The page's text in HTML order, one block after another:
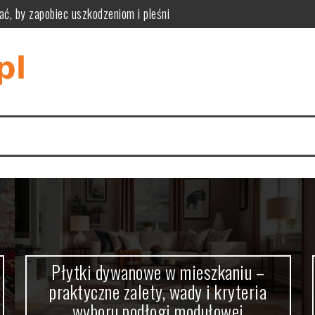
by zapobiec uszkodzeniom i pleśni
przyczyny i bezpiecznie je usunąć
funkcjonalność i praktyczne zastosowania w różnych
wymiary, styl i ukrywanie kabli dla komfortu i estetyki
Płytki dywanowe w mieszkaniu –
praktyczne zalety, wady i kryteria